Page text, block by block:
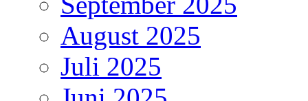
August 2025
Juli 2025